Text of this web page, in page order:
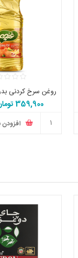
359,900 تومان